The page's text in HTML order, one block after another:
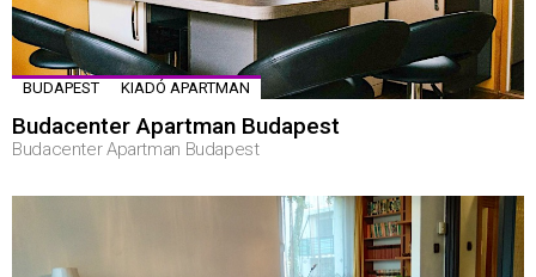
BUDAPEST KIADÓ APARTMAN
Budacenter Apartman Budapest
Budacenter Apartman Budapest